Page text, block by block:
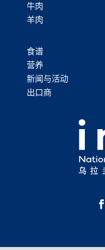
牛肉
羊肉
食谱
营养
新闻与活动
出口商